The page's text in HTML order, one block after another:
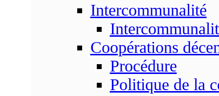
Intercommunalité
Coopérations
Procédure
Politique de la